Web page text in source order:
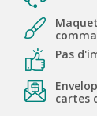
Pas
cartes